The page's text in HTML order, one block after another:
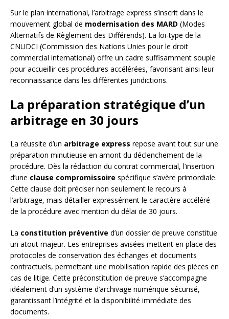
Sur le plan international, l’arbitrage express s’inscrit dans le
mouvement global de modernisation des MARD (Modes
Alternatifs de Règlement des Différends). La loi-type de la
CNUDCI (Commission des Nations Unies pour le droit
commercial international) offre un cadre suffisamment souple
pour accueillir ces procédures accélérées, favorisant ainsi leur
reconnaissance dans les différentes juridictions.
La préparation stratégique d’un
arbitrage en 30 jours
La réussite d’un arbitrage express repose avant tout sur une
préparation minutieuse en amont du déclenchement de la
procédure. Dès la rédaction du contrat commercial, l’insertion
d’une clause compromissoire spécifique s’avère primordiale.
Cette clause doit préciser non seulement le recours à
l’arbitrage, mais détailler expressément le caractère accéléré
de la procédure avec mention du délai de 30 jours.
La constitution préventive d’un dossier de preuve constitue
un atout majeur. Les entreprises avisées mettent en place des
protocoles de conservation des échanges et documents
contractuels, permettant une mobilisation rapide des pièces en
cas de litige. Cette préconstitution de preuve s’accompagne
idéalement d’un système d’archivage numérique sécurisé,
garantissant l’intégrité et la disponibilité immédiate des
documents.